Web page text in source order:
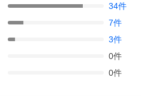
34件
7件
3件
0件
0件